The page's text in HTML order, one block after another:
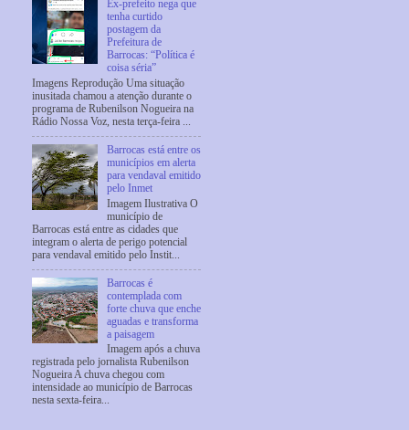
Ex-prefeito nega que
tenha curtido
postagem da
Prefeitura de
Barrocas: “Política é
coisa séria”
Imagens Reprodução Uma situação
inusitada chamou a atenção durante o
programa de Rubenilson Nogueira na
Rádio Nossa Voz, nesta terça-feira ...
Barrocas está entre os
municípios em alerta
para vendaval emitido
pelo Inmet
Imagem Ilustrativa O
município de
Barrocas está entre as cidades que
integram o alerta de perigo potencial
para vendaval emitido pelo Instit...
Barrocas é
contemplada com
forte chuva que enche
aguadas e transforma
a paisagem
Imagem após a chuva
registrada pelo jornalista Rubenilson
Nogueira A chuva chegou com
intensidade ao município de Barrocas
nesta sexta-feira...